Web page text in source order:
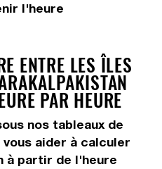
l'heure
ENTRE LES ÎLES
PAR HEURE
nos tableaux de
aider à calculer
à partir de l'heure